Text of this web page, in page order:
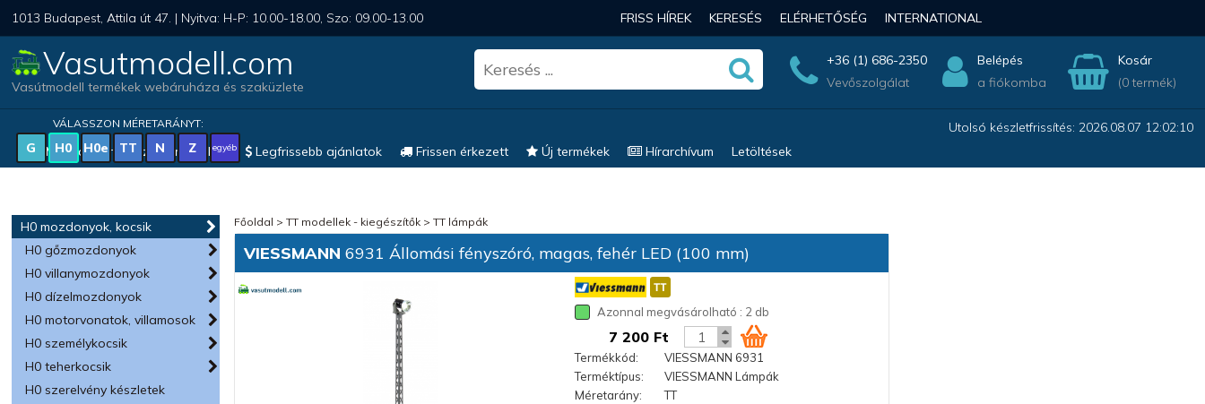
1013 Budapest, Attila út 47. | Nyitva: H-P: 10.00-18.00, Szo: 09.00-13.00 FRISS HÍREK KERESÉS ELÉRHETŐSÉG INTERNATIONAL
Vasutmodell.com
Vasútmodell termékek webáruháza és szaküzlete
+36 (1) 686-2350
Vevőszolgálat
Belépés
a fiókomba
Kosár
(0 termék)
VÁLASSZON MÉRETARÁNYT:
G H0 H0e TT N Z egyéb
Utolsó készletfrissítés: 2026.08.07 12:02:10
Magyar vonatkozású modellek
Legfrissebb ajánlatok Frissen érkezett Új termékek Hírarchívum Letöltések
H0 mozdonyok, kocsik
H0 gőzmozdonyok
H0 villanymozdonyok
H0 dízelmozdonyok
H0 motorvonatok, villamosok
H0 személykocsik
H0 teherkocsik
H0 szerelvény készletek
Főoldal >TT modellek - kiegészítők >TT lámpák
VIESSMANN 6931 Állomási fényszóró, magas, fehér LED (100 mm)
Azonnal megvásárolható : 2 db
7 200 Ft
Termékkód:
VIESSMANN 6931
Terméktípus:
VIESSMANN Lámpák
Méretarány:
TT